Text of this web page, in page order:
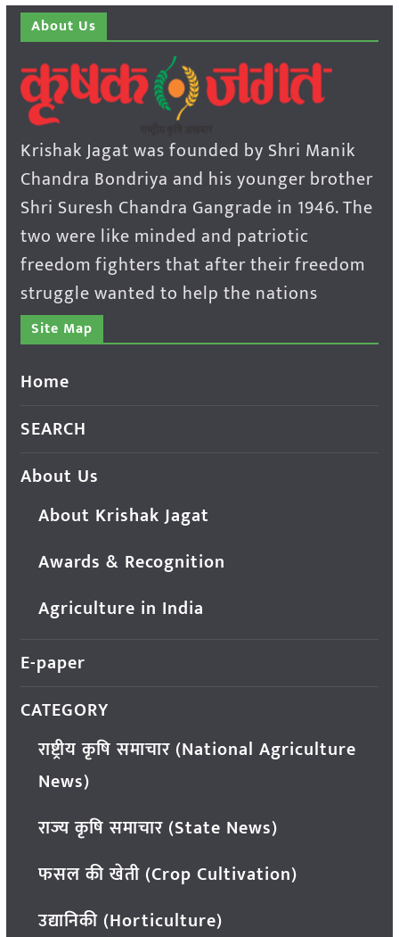
About Us
Krishak Jagat was founded by Shri Manik
Chandra Bondriya and his younger brother
Shri Suresh Chandra Gangrade in 1946. The
two were like minded and patriotic
freedom fighters that after their freedom
struggle wanted to help the nations
Site Map
Home
SEARCH
About Us
About Krishak Jagat
Awards & Recognition
Agriculture in India
E-paper
CATEGORY
राष्ट्रीय कृषि समाचार (National Agriculture
News)
राज्य कृषि समाचार (State News)
फसल की खेती (Crop Cultivation)
उद्यानिकी (Horticulture)